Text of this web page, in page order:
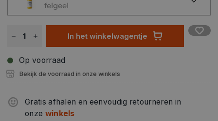
felgeel
In het winkelwagentje
Op voorraad
Bekijk de voorraad in onze winkels
Gratis afhalen en eenvoudig retourneren in
onze winkels